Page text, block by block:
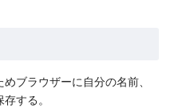
ブラウザーに自分の名前、
する。